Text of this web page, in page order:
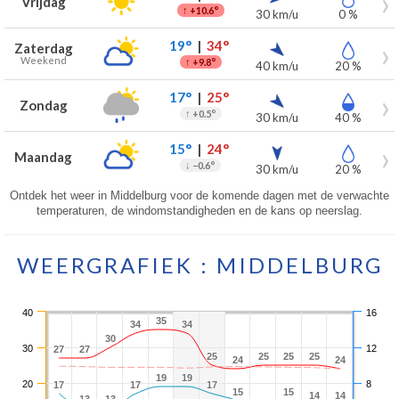
↑ +10.6° 30 km/u 0 %
Zaterdag
Weekend
19°| 34°
↑ +9.8° 40 km/u 20 %
Zondag 17°| 25°
↑ +0.5° 30 km/u 40 %
Maandag 15°| 24°
↓ −0.6° 30 km/u 20 %
Ontdek het weer in Middelburg voor de komende dagen met de verwachte
temperaturen, de windomstandigheden en de kans op neerslag.
WEERGRAFIEK : MIDDELBURG
27
27 27
27
30
30
34
34 35
35 34
34
25
25 24
24 25
25 25
25 25
25 24
24
17
17
17
17
19
19 19
19
17
17
15
15
15
15 14
14 14
14
20
30
40
8
12
16